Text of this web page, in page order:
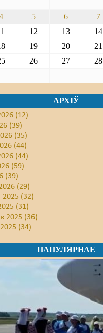
5 6 7
12 13 14
19 20 21
26 27 28
АРХІЎ
(12)
(39)
(35)
(44)
(44)
(59)
(39)
(29)
(32)
(31)
2025 (36)
(34)
ПАПУЛЯРНАЕ